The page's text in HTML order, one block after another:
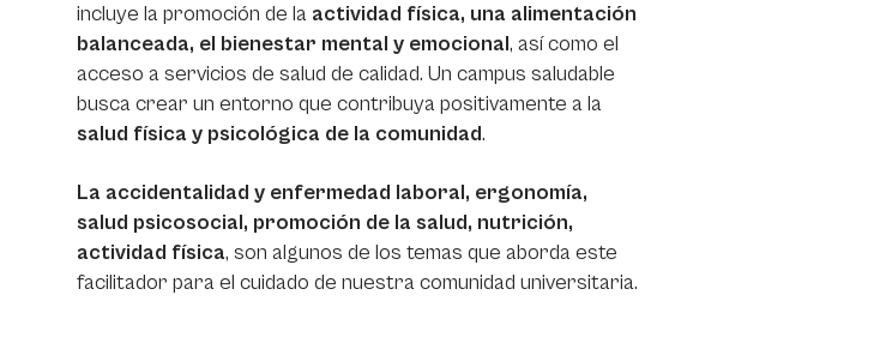
incluye la promoción de la actividad física, una alimentación
balanceada, el bienestar mental y emocional, así como el
acceso a servicios de salud de calidad. Un campus saludable
busca crear un entorno que contribuya positivamente a la
salud física y psicológica de la comunidad.
La accidentalidad y enfermedad laboral, ergonomía,
salud psicosocial, promoción de la salud, nutrición,
actividad física, son algunos de los temas que aborda este
facilitador para el cuidado de nuestra comunidad universitaria.